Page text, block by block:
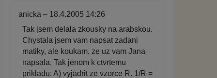
anicka – 18.4.2005 14:26
Tak jsem delala zkousky na arabskou.
Chystala jsem vam napsat zadani
matiky, ale koukam, ze uz vam Jana
napsala. Tak jenom k ctvrtemu
prikladu: A) vyjádrit ze vzorce R. 1/R =